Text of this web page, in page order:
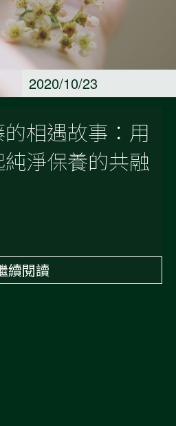
2020/10/23
相遇故事：用
純淨保養的共融
續閱讀